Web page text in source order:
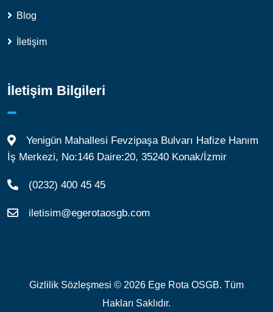
Blog
İletişim
İletişim Bilgileri
Yenigün Mahallesi Fevzipaşa Bulvarı Hafize Hanım
İş Merkezi, No:146 Daire:20, 35240 Konak/İzmir
(0232) 400 45 45
iletisim@egerotaosgb.com
Gizlilik Sözleşmesi © 2026 Ege Rota OSGB. Tüm
Hakları Saklıdır.